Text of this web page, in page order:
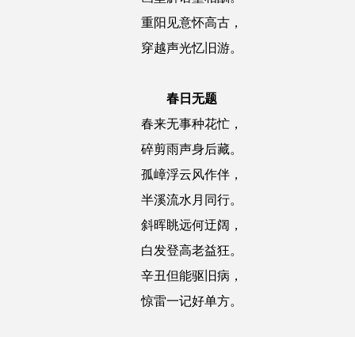
重阳见意怀高古，
穿越声光忆旧游。
春日无题
春来无事种花忙，
碎剪雨声身后藏。
孤嶂浮云风作伴，
半溪流水月同行。
斜晖眺远何迂阔，
白发登高老益狂。
辛丑但能驱旧病，
惊雷一记好单方。